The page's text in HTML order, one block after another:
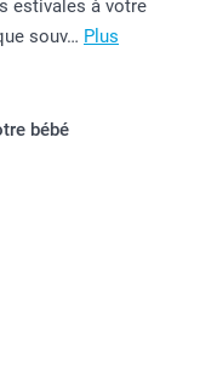
estivales à votre
souv… Plus
bébé